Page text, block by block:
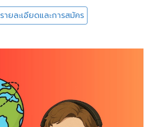
รายละเอียดและการสมัคร